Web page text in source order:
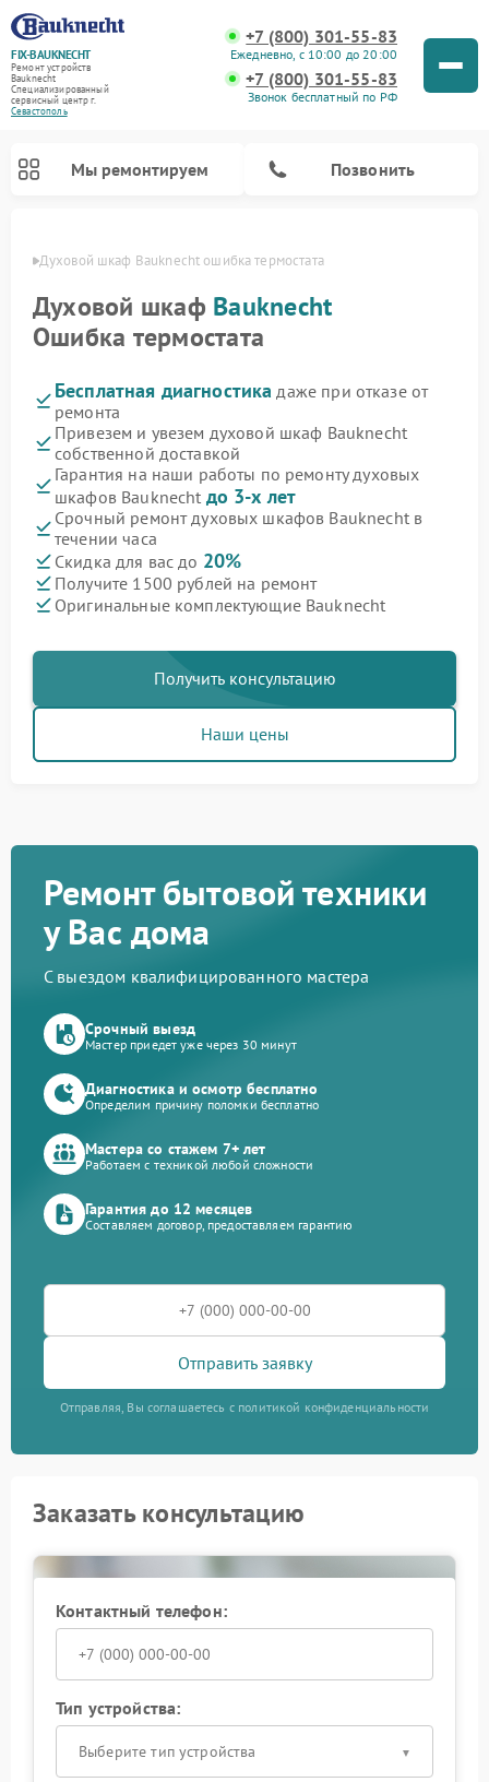
FIX-BAUKNECHT
Ремонт устройств
Bauknecht
Специализированный
cервисный центр г.
Севастополь
+7 (800) 301-55-83
Ежедневно, с 10:00 до 20:00
+7 (800) 301-55-83
Звонок бесплатный по РФ
Мы ремонтируем Позвонить
Духовой шкаф Bauknecht ошибка термостата
Духовой шкаф Bauknecht
Ошибка термостата
Бесплатная диагностика даже при отказе от
ремонта
Привезем и увезем духовой шкаф Bauknecht
собственной доставкой
Гарантия на наши работы по ремонту духовых
шкафов Bauknecht до 3-х лет
Срочный ремонт духовых шкафов Bauknecht в
течении часа
Скидка для вас до 20%
Получите 1500 рублей на ремонт
Оригинальные комплектующие Bauknecht
Получить консультацию
Наши цены
Ремонт бытовой техники
у Вас дома
С выездом квалифицированного мастера
Срочный выезд
Мастер приедет уже через 30 минут
Диагностика и осмотр бесплатно
Определим причину поломки бесплатно
Мастера со стажем 7+ лет
Работаем с техникой любой сложности
Гарантия до 12 месяцев
Составляем договор, предоставляем гарантию
Отправить заявку
Отправляя, Вы соглашаетесь с политикой конфиденциальности
Заказать консультацию
Контактный телефон:
Тип устройства:
Выберите тип устройства